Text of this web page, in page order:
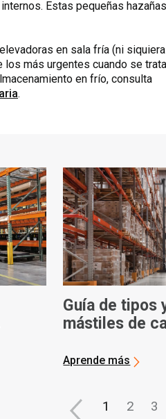
Estas pequeñas hazañas
en sala fría (ni siquiera
más urgentes cuando se trata
en frío, consulta
.
Guía de tipos
mástiles de
Aprende más
1 2 3